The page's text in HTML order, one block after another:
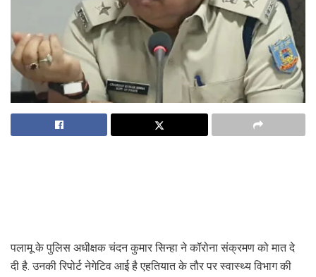
पलामू के पुलिस अधीक्षक चंदन कुमार सिन्हा ने कॉरोना संक्रमण को मात दे
दी है. उनकी रिपोर्ट नेगेटिव आई है एहतियात के तौर पर स्वास्थ्य विभाग की